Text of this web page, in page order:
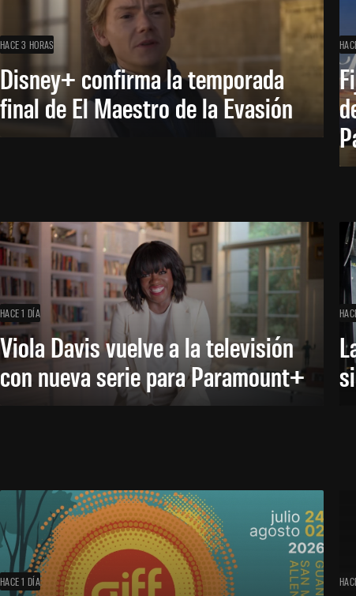
HACE 3 HORAS
Disney+ confirma la temporada
final de El Maestro de la Evasión
HACE 1 DÍA
Viola Davis vuelve a la televisión
con nueva serie para Paramount+
HACE 1 DÍA